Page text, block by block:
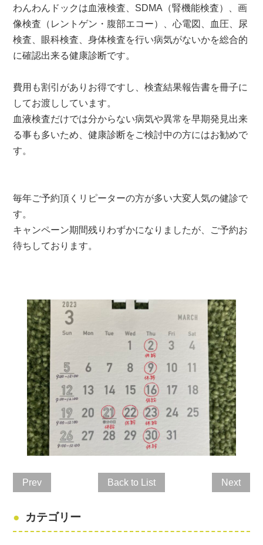
わんわんドックは血液検査、SDMA（腎機能検査）、画
像検査（レントゲン・腹部エコー）、心電図、血圧、尿
検査、眼科検査、身体検査を行い病気がないかを総合的
に確認出来る健康診断です。
費用も割引がありお得ですし、検査結果報告書を冊子に
してお渡ししています。
血液検査だけでは分からない病気や異常を早期発見出来
る事も多いため、健康診断をご検討中の方にはお勧めで
す。
毎年ご予約頂くリピーターの方が多い大変人気の健診で
す。
キャンペーン期間残りわずかになりましたが、ご予約お
待ちしております。
Prev Back to List Next
カテゴリー